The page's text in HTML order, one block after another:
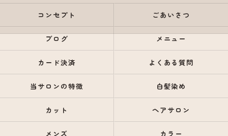
コンセプト ごあいさつ
ブログ メニュー
カード決済 よくある質問
当サロンの特徴 白髪染め
カット ヘアサロン
メンズ カラー